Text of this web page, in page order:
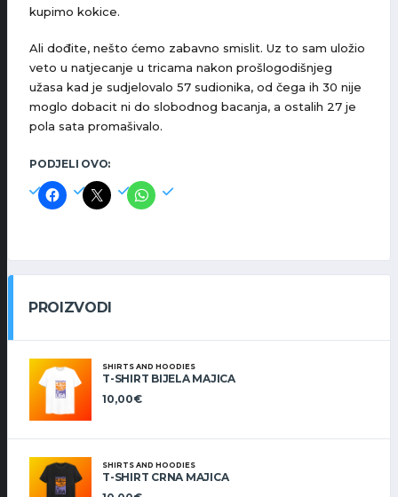
kupimo kokice.
Ali dođite, nešto ćemo zabavno smislit. Uz to sam uložio
veto u natjecanje u tricama nakon prošlogodišnjeg
užasa kad je sudjelovalo 57 sudionika, od čega ih 30 nije
moglo dobacit ni do slobodnog bacanja, a ostalih 27 je
pola sata promašivalo.
PODJELI OVO:
PROIZVODI
SHIRTS AND HOODIES
T-SHIRT BIJELA MAJICA
10,00€
SHIRTS AND HOODIES
T-SHIRT CRNA MAJICA